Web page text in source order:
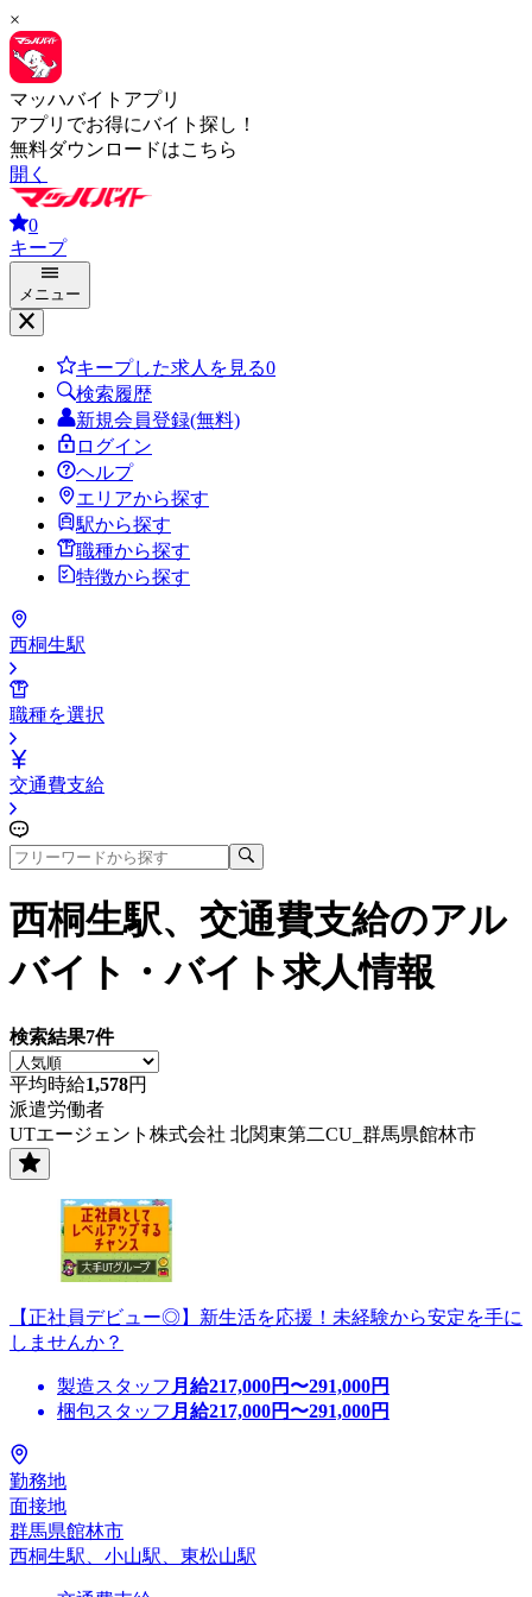
×
マッハバイトアプリ
アプリでお得にバイト探し！
無料ダウンロードはこちら
開く
0
キープ
メニュー
キープした求人を見る0
検索履歴
新規会員登録(無料)
ログイン
ヘルプ
エリアから探す
駅から探す
職種から探す
特徴から探す
西桐生駅
職種を選択
交通費支給
西桐生駅、交通費支給のアル
バイト・バイト求人情報
検索結果7件
平均時給1,578円
派遣労働者
UTエージェント株式会社 北関東第二CU_群馬県館林市
【正社員デビュー◎】新生活を応援！未経験から安定を手に
しませんか？
製造スタッフ 月給217,000円〜291,000円
梱包スタッフ 月給217,000円〜291,000円
勤務地
面接地
群馬県館林市
西桐生駅、小山駅、東松山駅